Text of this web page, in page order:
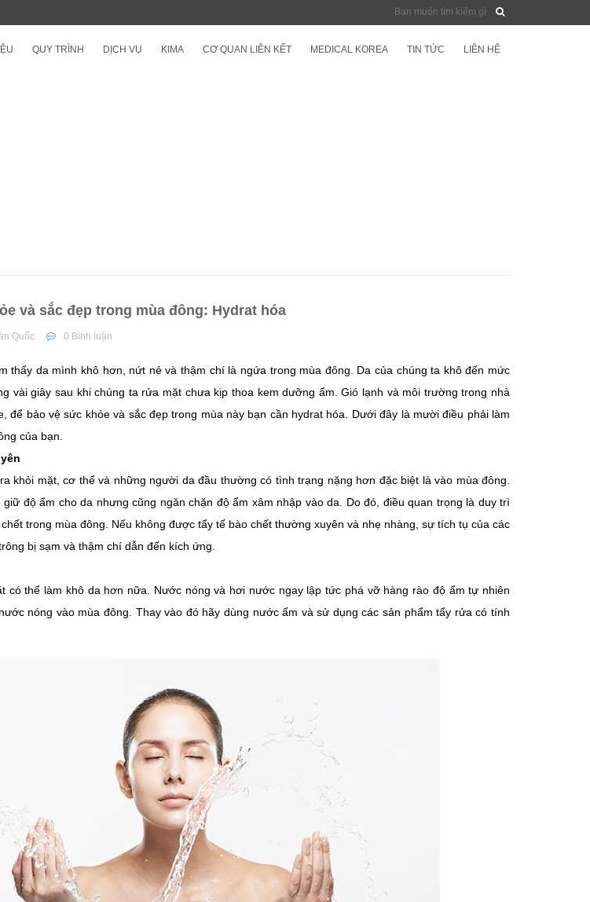
QUY TRÌNH DỊCH VỤ KIMA CƠ QUAN LIÊN KẾT MEDICAL KOREA TIN TỨC LIÊN HỆ
và sắc đẹp trong mùa đông: Hydrat hóa
Quốc 0 Bình luận
thấy da mình khô hơn, nứt nẻ và thậm chí là ngứa trong mùa đông. Da của chúng ta khô đến mức
vài giây sau khi chúng ta rửa mặt chưa kịp thoa kem dưỡng ẩm. Gió lạnh và môi trường trong nhà
để bảo vệ sức khỏe và sắc đẹp trong mùa này bạn cần hydrat hóa. Dưới đây là mười điều phải làm
của bạn.
khỏi mặt, cơ thể và những người da đầu thường có tình trạng nặng hơn đặc biệt là vào mùa đông.
độ ẩm cho da nhưng cũng ngăn chặn độ ẩm xâm nhập vào da. Do đó, điều quan trọng là duy trì
trong mùa đông. Nếu không được tẩy tế bào chết thường xuyên và nhẹ nhàng, sự tích tụ của các
bị sạm và thậm chí dẫn đến kích ứng.
có thể làm khô da hơn nữa. Nước nóng và hơi nước ngay lập tức phá vỡ hàng rào độ ẩm tự nhiên
nóng vào mùa đông. Thay vào đó hãy dùng nước ấm và sử dụng các sản phẩm tẩy rửa có tính